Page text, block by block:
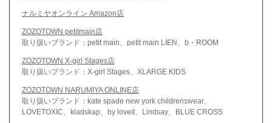
ナルミヤオンライン Amazon店
ZOZOTOWN petitmain店
取り扱いブランド：petit main、petit main LIEN、b・ROOM
ZOZOTOWN X-girl Stages店
取り扱いブランド：X-girl Stages、XLARGE KIDS
ZOZOTOWN NARUMIYA ONLINE店
取り扱いブランド：kate spade new york childrenswear、
LOVETOXIC、kladskap、by loveit、Lindsay、BLUE CROSS